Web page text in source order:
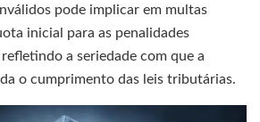
pode implicar em multas
inicial para as penalidades
a seriedade com que a
o cumprimento das leis tributárias.